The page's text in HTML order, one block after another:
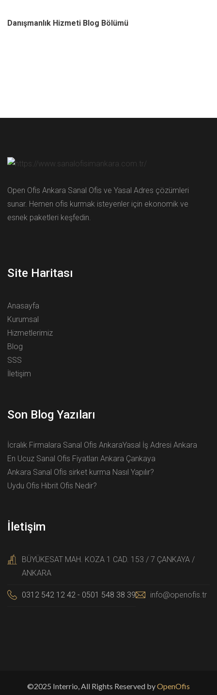
Danışmanlık Hizmeti Blog Bölümü
Open Ofis Ankara Sanal Ofis ve Yasal Adres çözümleri
sunar. Hemen ofis kurmak isteyenler için ekonomik ve
esnek paketleri keşfedin.
Site Haritası
Anasayfa
Kurumsal
Hizmetlerimiz
Blog
SSS
İletişim
Son Blog Yazıları
İcralık Firmalara Sanal Ofis AnkaraYasal İş Adresi Ankara
En Ucuz Sanal Ofis Fiyatları Ankara Çankaya
Ankara Sanal Ofis sirket kurma Nasıl Yapılır?
Uydu Ofis Hibrit Ofis Nedir?
İletişim
BÜYÜKESAT MAH. KOZA 1 CAD. 153 / 7 ÇANKAYA /
ANKARA
0312 542 12 42 - 0501 548 38 39 info@openofis.tr
©2025 Interrio, All Rights Reserved byOpenOfis